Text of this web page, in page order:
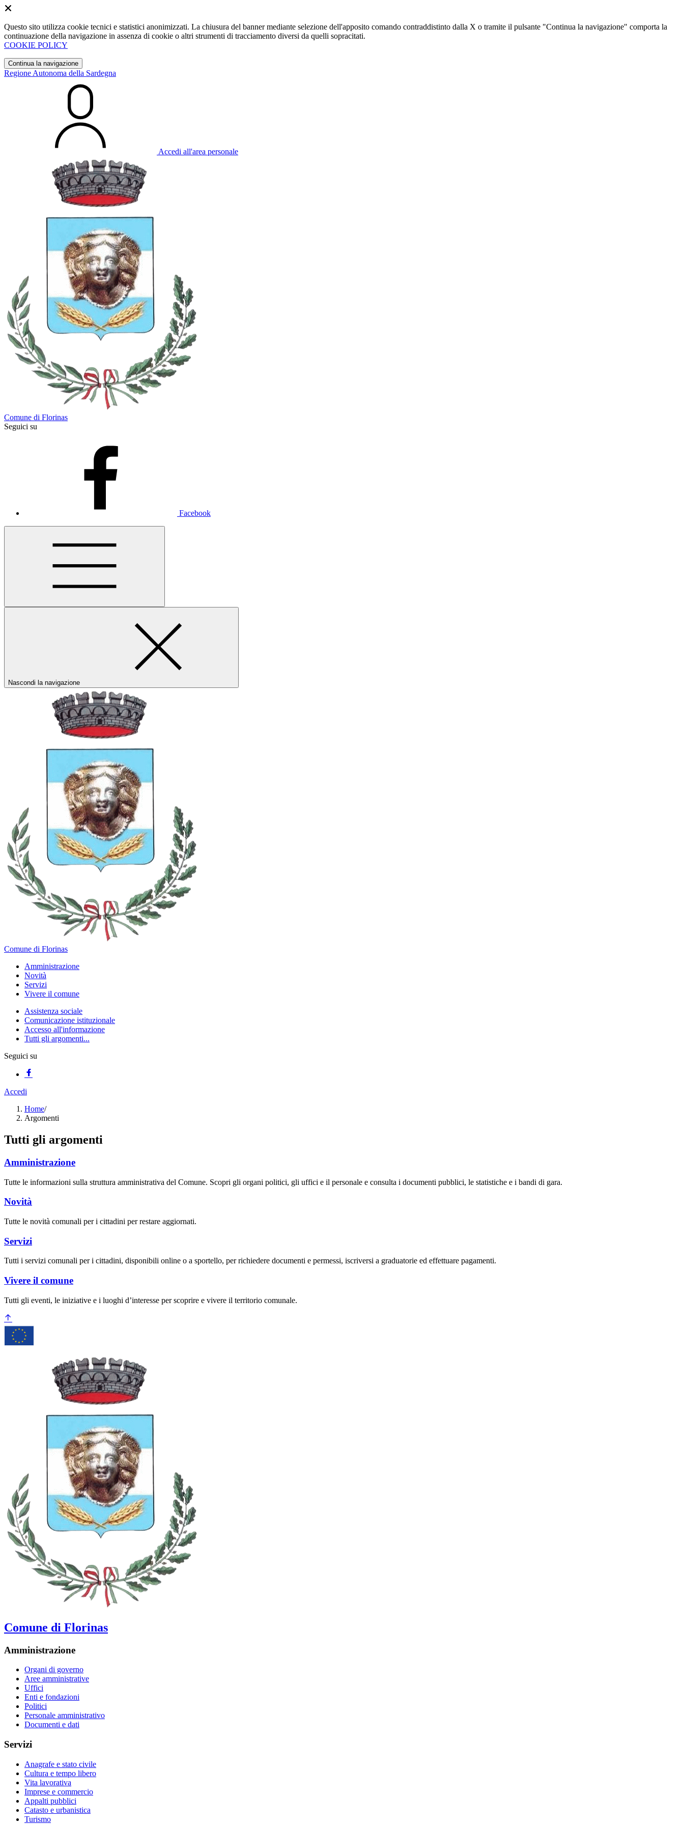
Questo sito utilizza cookie tecnici e statistici anonimizzati. La chiusura del banner mediante selezione dell'apposito comando contraddistinto dalla X o tramite il pulsante "Continua la navigazione" comporta la
continuazione della navigazione in assenza di cookie o altri strumenti di tracciamento diversi da quelli sopracitati.
COOKIE POLICY
Continua la navigazione
Regione Autonoma della Sardegna
Accedi all'area personale
Comune di Florinas
Seguici su
Facebook
Nascondi la navigazione
Comune di Florinas
Amministrazione
Novità
Servizi
Vivere il comune
Assistenza sociale
Comunicazione istituzionale
Accesso all'informazione
Tutti gli argomenti...
Seguici su
Accedi
Home/
Argomenti
Tutti gli argomenti
Amministrazione
Tutte le informazioni sulla struttura amministrativa del Comune. Scopri gli organi politici, gli uffici e il personale e consulta i documenti pubblici, le statistiche e i bandi di gara.
Novità
Tutte le novità comunali per i cittadini per restare aggiornati.
Servizi
Tutti i servizi comunali per i cittadini, disponibili online o a sportello, per richiedere documenti e permessi, iscriversi a graduatorie ed effettuare pagamenti.
Vivere il comune
Tutti gli eventi, le iniziative e i luoghi d’interesse per scoprire e vivere il territorio comunale.
Comune di Florinas
Amministrazione
Organi di governo
Aree amministrative
Uffici
Enti e fondazioni
Politici
Personale amministrativo
Documenti e dati
Servizi
Anagrafe e stato civile
Cultura e tempo libero
Vita lavorativa
Imprese e commercio
Appalti pubblici
Catasto e urbanistica
Turismo